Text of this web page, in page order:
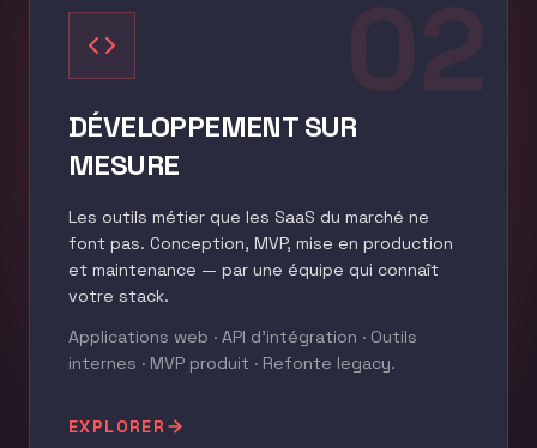
DÉVELOPPEMENT SUR
MESURE
Les outils métier que les SaaS du marché ne
font pas. Conception, MVP, mise en production
et maintenance — par une équipe qui connaît
votre stack.
Applications web · API d'intégration · Outils
internes · MVP produit · Refonte legacy.
EXPLORER